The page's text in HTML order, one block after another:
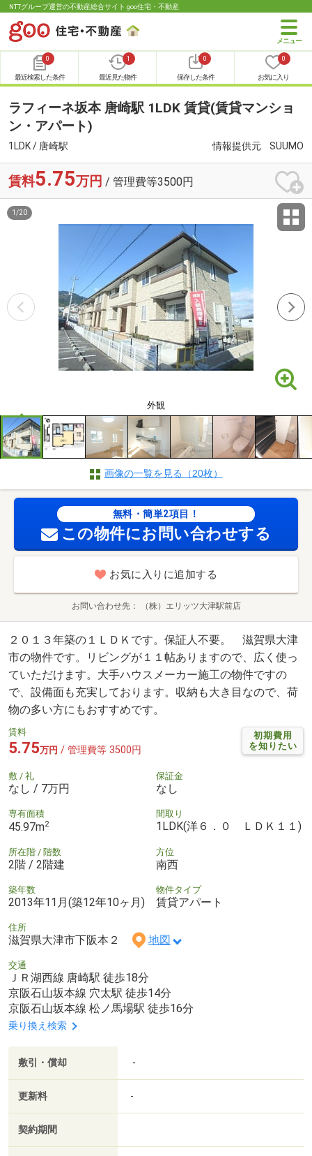
NTTグループ運営の不動産総合サイト goo住宅・不動産
0
最近検索した条件
1
最近見た物件
0
保存した条件
0
お気に入り
ラフィーネ坂本 唐崎駅 1LDK 賃貸(賃貸マンショ
ン・アパート)
1LDK / 唐崎駅 情報提供元 SUUMO
賃料5.75万円 / 管理費等3500円
外観
1 /20
画像の一覧を見る（20枚）
無料・簡単2項目！
この物件にお問い合わせする
お気に入りに追加する
お問い合わせ先 （株）エリッツ大津駅前店
２０１３年築の１ＬＤＫです。保証人不要。 滋賀県大津
市の物件です。リビングが１１帖ありますので、広く使っ
ていただけます。大手ハウスメーカー施工の物件ですの
で、設備面も充実しております。収納も大き目なので、荷
物の多い方にもおすすめです。
初期費用
を知りたい
賃料
5.75万円 / 管理費等 3500円
敷 / 礼
なし / 7万円
保証金
なし
専有面積
45.97m2
間取り
1LDK(洋６．０ ＬＤＫ１１)
所在階 / 階数
2階 / 2階建
方位
南西
築年数
2013年11月(築12年10ヶ月)
物件タイプ
賃貸アパート
住所
滋賀県大津市下阪本２ 地図
交通
ＪＲ湖西線 唐崎駅 徒歩18分
京阪石山坂本線 穴太駅 徒歩14分
京阪石山坂本線 松ノ馬場駅 徒歩16分
乗り換え検索
敷引・償却 -
更新料 -
契約期間